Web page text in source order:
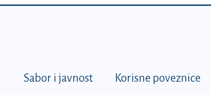
Sabor i javnost Korisne poveznice